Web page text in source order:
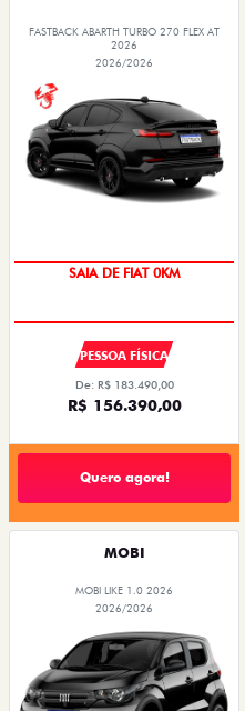
FASTBACK ABARTH TURBO 270 FLEX AT
2026
2026/2026
PESSOA FÍSICA
De: R$ 183.490,00
R$ 156.390,00
Quero agora!
MOBI
MOBI LIKE 1.0 2026
2026/2026